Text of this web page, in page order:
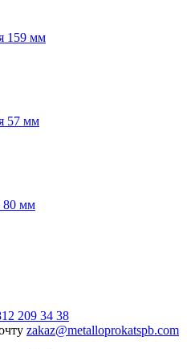
159 мм
57 мм
80 мм
209 34 38
zakaz@metalloprokatspb.com